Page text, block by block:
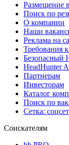
Размещение
Поиск по
О компании
Наши
Реклама на
Требования
Безопасный
HeadHunter
Партнерам
Инвесторам
Каталог
Поиск по
Сетка:
Соискателям